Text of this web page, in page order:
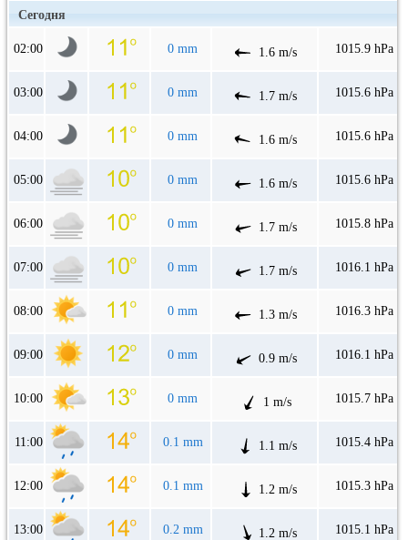
Сегодня
02:00 0 mm 1.6 m/s 1015.9 hPa
03:00 0 mm 1.7 m/s 1015.6 hPa
04:00 0 mm 1.6 m/s 1015.6 hPa
05:00 0 mm 1.6 m/s 1015.6 hPa
06:00 0 mm 1.7 m/s 1015.8 hPa
07:00 0 mm 1.7 m/s 1016.1 hPa
08:00 0 mm 1.3 m/s 1016.3 hPa
09:00 0 mm 0.9 m/s 1016.1 hPa
10:00 0 mm 1 m/s 1015.7 hPa
11:00 0.1 mm 1.1 m/s 1015.4 hPa
12:00 0.1 mm 1.2 m/s 1015.3 hPa
13:00 0.2 mm 1.2 m/s 1015.1 hPa